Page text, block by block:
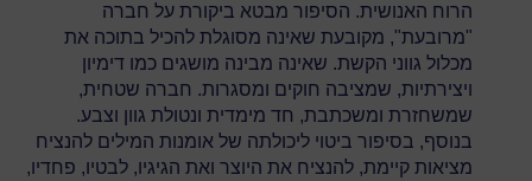
הרוח האנושית. הסיפור מבטא ביקורת על חברה
"מרובעת", מקובעת שאינה מסוגלת להכיל בתוכה את
מכלול גווני הקשת. שאינה מבינה מושגים כמו דימיון
ויצירתיות, שמציבה חוקים ומסגרות. חברה שטחית,
שמשחזרת ומשכתבת, חד מימדית ונטולת גוון וצבע.
בנוסף, בסיפור ביטוי ליכולתה של אומנות המילים להנציח
מציאות קיימת, להנציח את היוצר ואת הגיגיו, לבטיו, פחדיו,